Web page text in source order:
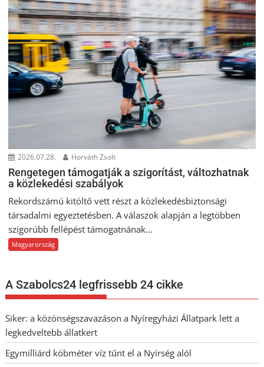
2026.07.28. Horváth Zsolt
Rengetegen támogatják a szigorítást, változhatnak
a közlekedési szabályok
Rekordszámú kitöltő vett részt a közlekedésbiztonsági
társadalmi egyeztetésben. A válaszok alapján a legtöbben
szigorúbb fellépést támogatnának...
Magyarország
A Szabolcs24 legfrissebb 24 cikke
Siker: a közönségszavazáson a Nyíregyházi Állatpark lett a
legkedveltebb állatkert
Egymilliárd köbméter víz tűnt el a Nyírség alól